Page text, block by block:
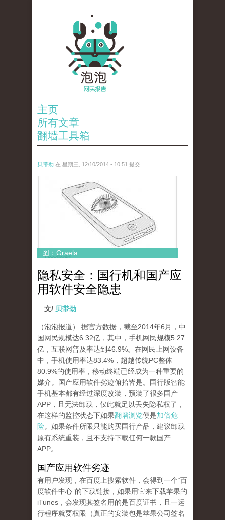
主页
所有文章
翻墙工具箱
贝带劲 在 星期三, 12/10/2014 - 10:51 提交
5761078700_3bee0538d9_z.jpg
图：Graela
隐私安全：国行机和国产应
用软件安全隐患
文/ 贝带劲
（泡泡报道） 据官方数据，截至2014年6月，中
国网民规模达6.32亿，其中，手机网民规模5.27
亿，互联网普及率达到46.9%。在网民上网设备
中，手机使用率达83.4%，超越传统PC整体
80.9%的使用率，移动终端已经成为一种重要的
媒介。国产应用软件劣迹俯拾皆是。国行版智能
手机基本都有经过深度改装，预装了很多国产
APP，且无法卸载，仅此就足以丢失隐私权了，
在这样的监控状态下如果翻墙浏览便是加倍危
险。如果条件所限只能购买国行产品，建议卸载
原有系统重装，且不支持下载任何一款国产
APP。
国产应用软件劣迹
有用户发现，在百度上搜索软件，会得到一个“百
度软件中心”的下载链接，如果用它来下载苹果的
iTunes，会发现其签名用的是百度证书，且一运
行程序就要权限（真正的安装包是苹果公司签名